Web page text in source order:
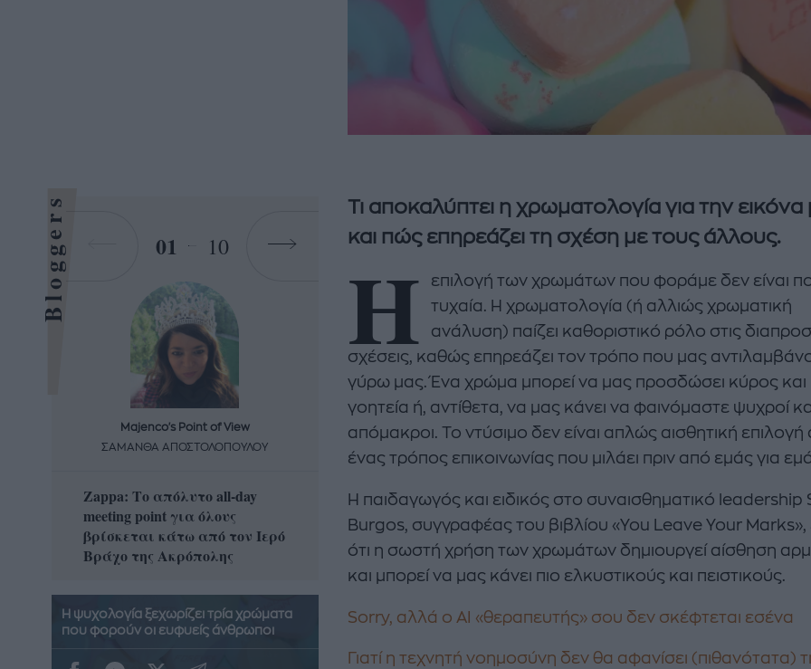
Τι αποκαλύπτει η χρωματολογία για την εικόνα
και πώς επηρεάζει τη σχέση με τους άλλους.
Η
επιλογή των χρωμάτων που φοράμε δεν είναι
τυχαία. Η χρωματολογία (ή αλλιώς χρωματική
ανάλυση) παίζει καθοριστικό ρόλο στις
σχέσεις, καθώς επηρεάζει τον τρόπο που μας
γύρω μας. Ένα χρώμα μπορεί να μας προσδώσει κύρος και
γοητεία ή, αντίθετα, να μας κάνει να φαινόμαστε ψυχροί
απόμακροι. Το ντύσιμο δεν είναι απλώς αισθητική
ένας τρόπος επικοινωνίας που μιλάει πριν από εμάς για
Η παιδαγωγός και ειδικός στο συναισθηματικό leadership
Burgos, συγγραφέας του βιβλίου «You Leave Your Marks»,
ότι η σωστή χρήση των χρωμάτων δημιουργεί αίσθηση
και μπορεί να μας κάνει πιο ελκυστικούς και πειστικούς.
Sorry, αλλά ο AI «θεραπευτής» σου δεν σκέφτεται εσένα
Γιατί η τεχνητή νοημοσύνη δεν θα αφανίσει (πιθανότατα)
Bloggers 01 10
Majenco's Point of View
ΣΑΜΑΝΘΑ ΑΠΟΣΤΟΛΟΠΟΥΛΟΥ
Zappa: Το απόλυτο all-day
meeting point για όλους
βρίσκεται κάτω από τον Ιερό
Βράχο της Ακρόπολης
Majenco's Point of View
Η απόλυτη καλοκαιρινή
δροσερή σαλάτα με
καρπούζι, φέτα και φράουλες
που θα λατρέψετε
A STORY BY KORI
Nτίνα Νικολάου: «Όταν
έπαθα την πρώτη κρίση
πανικού νόμιζα πως θα
πεθάνω»
Η ψυχολογία ξεχωρίζει τρία χρώματα
που φορούν οι ευφυείς άνθρωποι